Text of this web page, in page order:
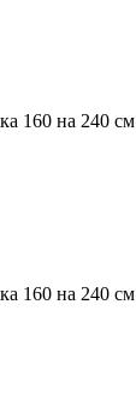
160 на 240 см
160 на 240 см